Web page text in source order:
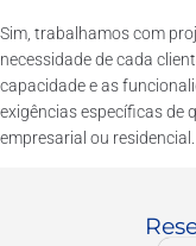
Sim, trabalhamos com
necessidade de cada
capacidade e as
exigências específicas de
empresarial ou residencial.